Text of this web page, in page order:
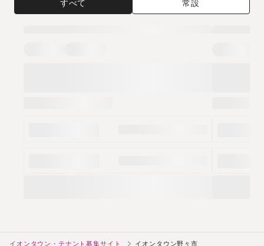
イオンタウン・テナント募集サイト イオンタウン野々市